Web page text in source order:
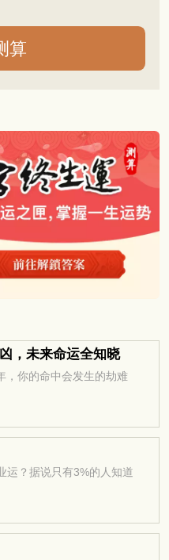
，未来命运全知晓
，你的命中会发生的劫难
运？据说只有3%的人知道